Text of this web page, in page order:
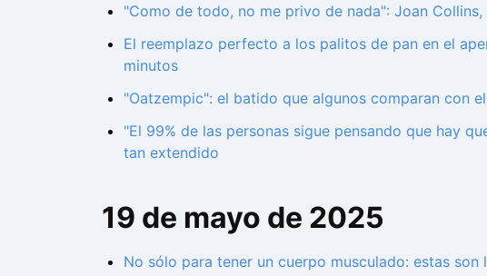
"Como de todo, no me privo de nada": Joan
El reemplazo perfecto a los palitos de pan en el
minutos
"Oatzempic": el batido que algunos comparan con
"El 99% de las personas sigue pensando que hay
tan extendido
19 de mayo de 2025
No sólo para tener un cuerpo musculado: estas